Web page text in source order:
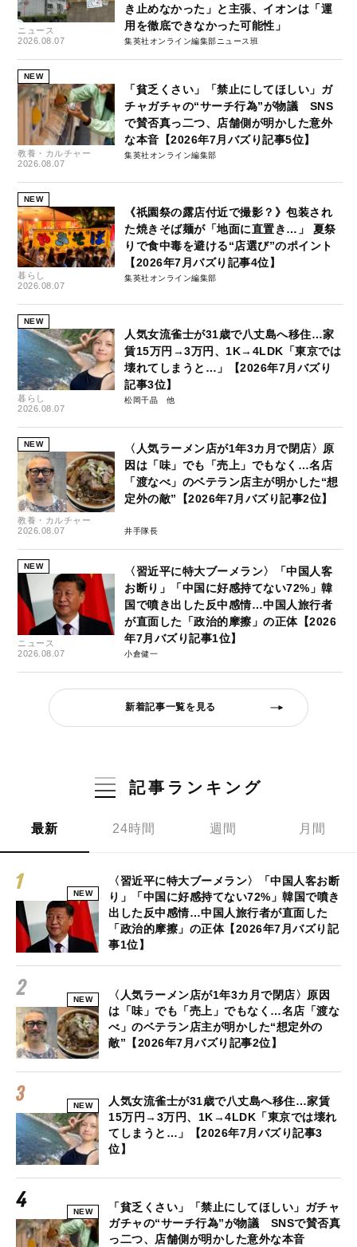
ニュース
2026.08.07
き止めなかった」と主張、イオンは「運
用を徹底できなかった可能性」
集英社オンライン編集部ニュース班
NEW
教養・カルチャー
2026.08.07
「貧乏くさい」「禁止にしてほしい」ガ
チャガチャの“サーチ行為”が物議 SNS
で賛否真っ二つ、店舗側が明かした意外
な本音【2026年7月バズり記事5位】
集英社オンライン編集部
NEW
暮らし
2026.08.07
《祇園祭の露店付近で撮影？》包装され
た焼きそば麺が「地面に直置き…」 夏祭
りで食中毒を避ける“店選び”のポイント
【2026年7月バズり記事4位】
集英社オンライン編集部
NEW
暮らし
2026.08.07
人気女流雀士が31歳で八丈島へ移住…家
賃15万円→3万円、1K→4LDK「東京では
壊れてしまうと…」【2026年7月バズり
記事3位】
松岡千晶
NEW
教養・カルチャー
2026.08.07
〈人気ラーメン店が1年3カ月で閉店〉原
因は「味」でも「売上」でもなく…名店
「渡なべ」のベテラン店主が明かした“想
定外の敵”【2026年7月バズり記事2位】
井手隊長
NEW
ニュース
2026.08.07
〈習近平に特大ブーメラン〉「中国人客
お断り」「中国に好感持てない72%」韓
国で噴き出した反中感情…中国人旅行者
が直面した「政治的摩擦」の正体【2026
年7月バズり記事1位】
小倉健一
新着記事一覧を見る
記事ランキング
最新 24時間 週間 月間
NEW
〈習近平に特大ブーメラン〉「中国人客お断
り」「中国に好感持てない72%」韓国で噴き
出した反中感情…中国人旅行者が直面した
「政治的摩擦」の正体【2026年7月バズり記
事1位】
NEW
〈人気ラーメン店が1年3カ月で閉店〉原因
は「味」でも「売上」でもなく…名店「渡な
べ」のベテラン店主が明かした“想定外の
敵”【2026年7月バズり記事2位】
NEW
人気女流雀士が31歳で八丈島へ移住…家賃
15万円→3万円、1K→4LDK「東京では壊れ
てしまうと…」【2026年7月バズり記事3
位】
NEW
「貧乏くさい」「禁止にしてほしい」ガチャ
ガチャの“サーチ行為”が物議 SNSで賛否真
っ二つ、店舗側が明かした意外な本音